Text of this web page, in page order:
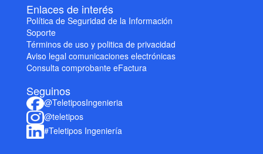
Enlaces de interés
Política de Seguridad de la Información
Soporte
Términos de uso y politica de privacidad
Aviso legal comunicaciones electrónicas
Consulta comprobante eFactura
Seguinos
@TeletiposIngenieria
@teletipos
#Teletipos Ingeniería